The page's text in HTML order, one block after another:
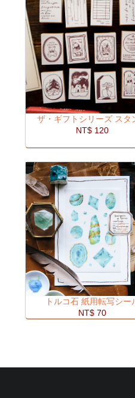
ザ・ギフトシリーズ スタ
NT$ 120
トルコ石 紙用転写シー
NT$ 70